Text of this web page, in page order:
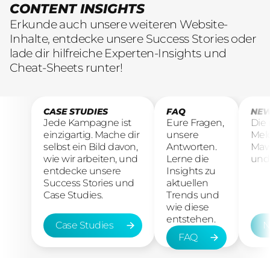
CONTENT INSIGHTS
Erkunde auch unsere weiteren Website-
Inhalte, entdecke unsere Success Stories oder
lade dir hilfreiche Experten-Insights und
Cheat-Sheets runter!
CASE STUDIES
Jede Kampagne ist
einzigartig. Mache dir
selbst ein Bild davon,
wie wir arbeiten, und
entdecke unsere
Success Stories und
Case Studies.
Case Studies
Case Studies
FAQ
Eure Fragen,
unsere
Antworten.
Lerne die
Insights zu
aktuellen
Trends und
wie diese
entstehen.
FAQ
FAQ
Die